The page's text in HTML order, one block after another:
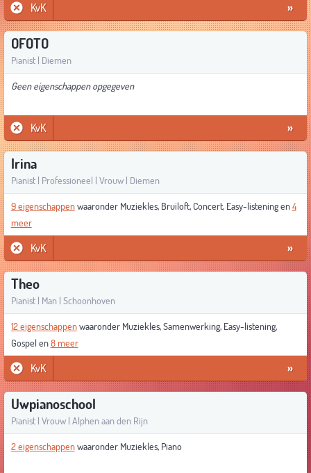
KvK »
OFOTO
Pianist | Diemen
Geen eigenschappen opgegeven
KvK »
Irina
Pianist | Professioneel | Vrouw | Diemen
9 eigenschappenwaaronder Muziekles, Bruiloft, Concert, Easy-listening en4
meer
KvK »
Theo
Pianist | Man | Schoonhoven
12 eigenschappenwaaronder Muziekles, Samenwerking, Easy-listening,
Gospel en8 meer
KvK »
Uwpianoschool
Pianist | Vrouw | Alphen aan den Rijn
2 eigenschappenwaaronder Muziekles, Piano